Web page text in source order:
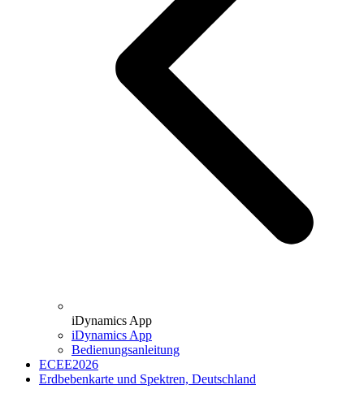
iDynamics App
iDynamics App
Bedienungsanleitung
ECEE2026
Erdbebenkarte und Spektren, Deutschland